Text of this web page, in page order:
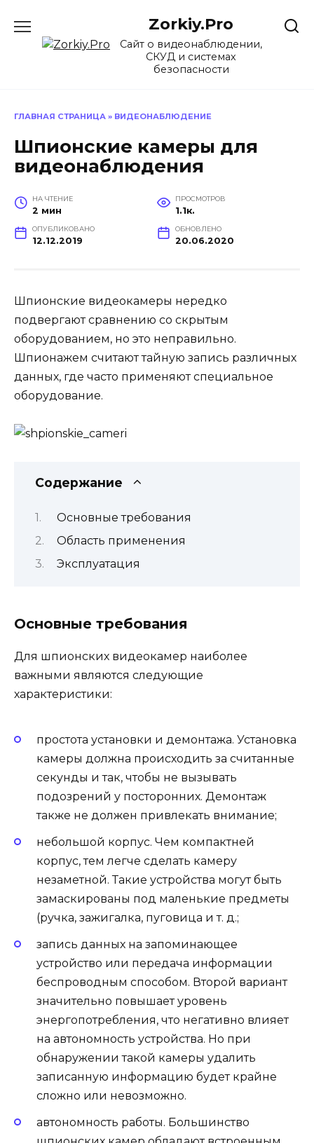
содержанию
Zorkiy.Pro
Сайт о видеонаблюдении,
СКУД и системах
безопасности
ГЛАВНАЯ СТРАНИЦА » ВИДЕОНАБЛЮДЕНИЕ
Шпионские камеры для
видеонаблюдения
НА ЧТЕНИЕ
2 мин
ПРОСМОТРОВ
1.1к.
ОПУБЛИКОВАНО
12.12.2019
ОБНОВЛЕНО
20.06.2020
Шпионские видеокамеры нередко
подвергают сравнению со скрытым
оборудованием, но это неправильно.
Шпионажем считают тайную запись различных
данных, где часто применяют специальное
оборудование.
Содержание
Основные требования
Область применения
Эксплуатация
Основные требования
Для шпионских видеокамер наиболее
важными являются следующие
характеристики:
простота установки и демонтажа. Установка
камеры должна происходить за считанные
секунды и так, чтобы не вызывать
подозрений у посторонних. Демонтаж
также не должен привлекать внимание;
небольшой корпус. Чем компактней
корпус, тем легче сделать камеру
незаметной. Такие устройства могут быть
замаскированы под маленькие предметы
(ручка, зажигалка, пуговица и т. д.;
запись данных на запоминающее
устройство или передача информации
беспроводным способом. Второй вариант
значительно повышает уровень
энергопотребления, что негативно влияет
на автономность устройства. Но при
обнаружении такой камеры удалить
записанную информацию будет крайне
сложно или невозможно.
автономность работы. Большинство